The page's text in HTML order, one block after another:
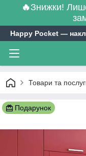
🔥Знижки!
Happy Pocket ―
Товари та
Подарунок